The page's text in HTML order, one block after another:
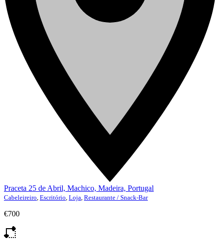
Praceta 25 de Abril, Machico, Madeira, Portugal
Cabeleireiro Escritório Loja Restaurante / Snack-Bar
€700